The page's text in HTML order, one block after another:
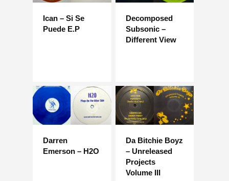
Ican – Si Se
Puede E.P
Decomposed
Subsonic –
Different View
Darren
Emerson – H2O
Da Bitchie Boyz
– Unreleased
Projects
Volume III